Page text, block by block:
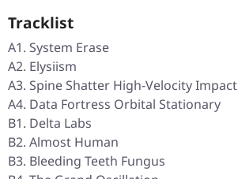
Tracklist
A1. System Erase
A2. Elysiism
A3. Spine Shatter High-Velocity Impact
A4. Data Fortress Orbital Stationary
B1. Delta Labs
B2. Almost Human
B3. Bleeding Teeth Fungus